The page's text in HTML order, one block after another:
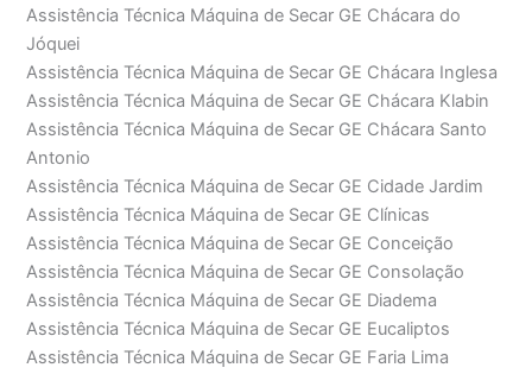
Assistência Técnica Máquina de Secar GE Chácara do
Jóquei
Assistência Técnica Máquina de Secar GE Chácara Inglesa
Assistência Técnica Máquina de Secar GE Chácara Klabin
Assistência Técnica Máquina de Secar GE Chácara Santo
Antonio
Assistência Técnica Máquina de Secar GE Cidade Jardim
Assistência Técnica Máquina de Secar GE Clínicas
Assistência Técnica Máquina de Secar GE Conceição
Assistência Técnica Máquina de Secar GE Consolação
Assistência Técnica Máquina de Secar GE Diadema
Assistência Técnica Máquina de Secar GE Eucaliptos
Assistência Técnica Máquina de Secar GE Faria Lima